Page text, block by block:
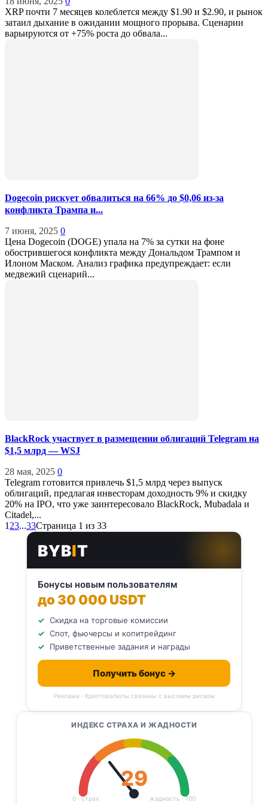
XRP почти 7 месяцев колеблется между $1.90 и $2.90, и рынок
затаил дыхание в ожидании мощного прорыва. Сценарии
варьируются от +75% роста до обвала...
Dogecoin рискует обвалиться на 66% до $0,06 из-за
конфликта Трампа и...
7 июня, 2025 0
Цена Dogecoin (DOGE) упала на 7% за сутки на фоне
обострившегося конфликта между Дональдом Трампом и
Илоном Маском. Анализ графика предупреждает: если
медвежий сценарий...
BlackRock участвует в размещении облигаций Telegram на
$1,5 млрд — WSJ
28 мая, 2025 0
Telegram готовится привлечь $1,5 млрд через выпуск
облигаций, предлагая инвесторам доходность 9% и скидку
20% на IPO, что уже заинтересовало BlackRock, Mubadala и
Citadel,...
1 23...33Страница 1 из 33
BYBIT
Бонусы новым пользователям
до 30 000 USDT
Скидка на торговые комиссии
Спот, фьючерсы и копитрейдинг
Приветственные задания и награды
Получить бонус →
Реклама · Криптовалюты связаны с высоким риском
ИНДЕКС СТРАХА И ЖАДНОСТИ
0 · страх жадность · 100
29